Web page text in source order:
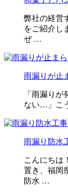
弊社の経営
をご紹介し
ぜ …
雨漏りが止
「雨漏り
ない…」こ
雨漏り防水
こんにちは
置き、福岡
防水 …